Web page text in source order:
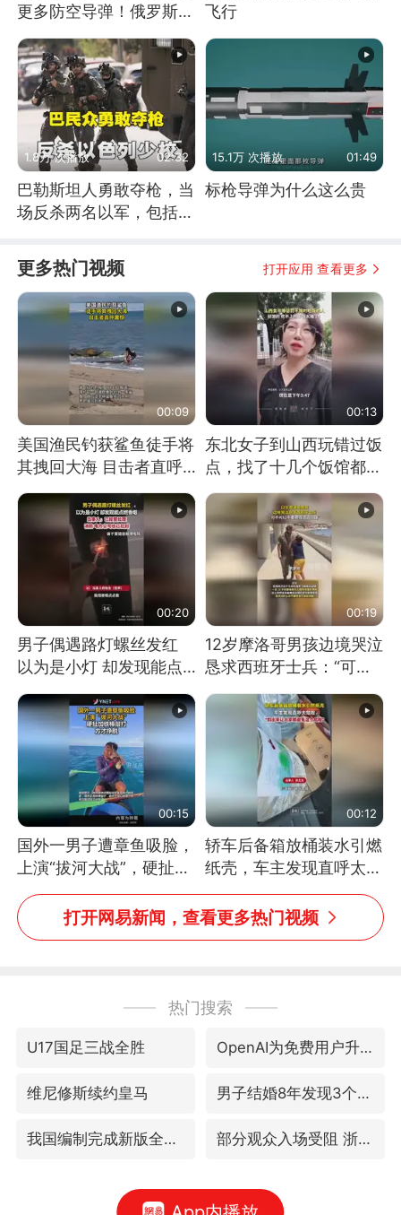
更多防空导弹！俄罗斯抓
飞行
1.8万 次播放 02:32
巴勒斯坦人勇敢夺枪，当
场反杀两名以军，包括一
15.1万 次播放 01:49
标枪导弹为什么这么贵
更多热门视频 打开应用 查看更多
00:09
美国渔民钓获鲨鱼徒手将
其拽回大海 目击者直呼
震惊 （视频来源：参考
消息）
00:13
东北女子到山西玩错过饭
点，找了十几个饭馆都没
开门：午休到几点
00:20
男子偶遇路灯螺丝发红
以为是小灯 却发现能点
燃香烟 当事人：已报警
处理
00:19
12岁摩洛哥男孩边境哭泣
恳求西班牙士兵：“可不
可以不要把我遣返回国”
00:15
国外一男子遭章鱼吸脸，
上演“拔河大战”，硬扯加
铁棒敲打方才挣脱
00:12
轿车后备箱放桶装水引燃
纸壳，车主发现直呼太危
险，“拍出来让大家都避
免这个危险”
打开网易新闻，查看更多热门视频
热门搜索
U17国足三战全胜 OpenAI为免费用户升级GPT-5.6 Luna
维尼修斯续约皇马 男子结婚8年发现3个女儿均非亲生
我国编制完成新版全月地质图 部分观众入场受阻 浙江省博物馆致歉